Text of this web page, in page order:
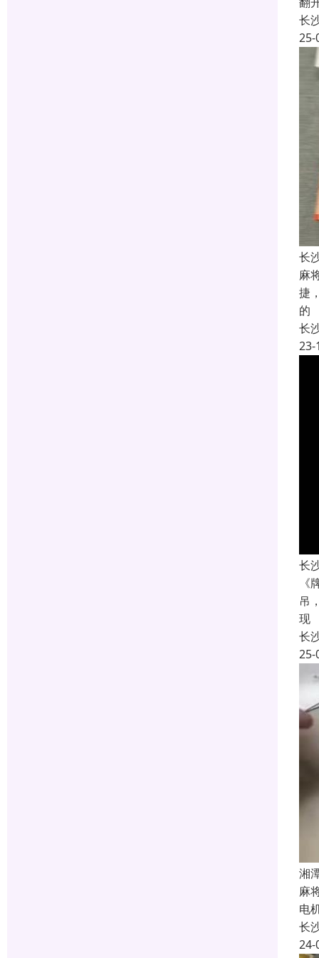
长
25-
长
麻
捷
的
长
23-
长
吊
现
长
25-
湘
麻
电
长
24-